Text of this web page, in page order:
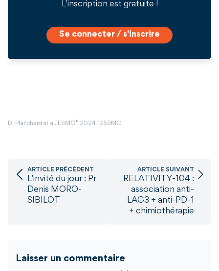
L'inscription est gratuite !
Se connecter / s'inscrire
D. Planchard et al. ESMO® 2024 1259MO
ARTICLE PRÉCÉDENT
L'invité du jour : Pr
Denis MORO-
SIBILOT
ARTICLE SUIVANT
RELATIVITY-104 :
association anti-
LAG3 + anti-PD-1
+ chimiothérapie
Laisser un commentaire